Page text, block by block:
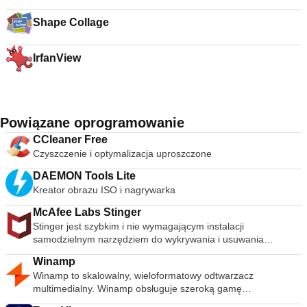
Shape Collage
IrfanView
Powiązane oprogramowanie
CCleaner Free
Czyszczenie i optymalizacja uproszczone
DAEMON Tools Lite
Kreator obrazu ISO i nagrywarka
McAfee Labs Stinger
Stinger jest szybkim i nie wymagającym instalacji
samodzielnym narzędziem do wykrywania i usuwania
powszechnego złośliwego oprogramowania i zagrożeń,
idealne, jeśli komputer jest już zainfekowany. Chociaż Stinger
nie zastępuje pełnowartościowego oprogramowania
antywirusowego, Stinger jest aktualizowany wiele razy w
tygodniu, aby obejmował wykrywanie nowszych wariantów
Winamp
Winamp to skalowalny, wieloformatowy odtwarzacz
multimedialny. Winamp obsługuje szeroką gamę
współczesnych i specjalistycznych formatów plików